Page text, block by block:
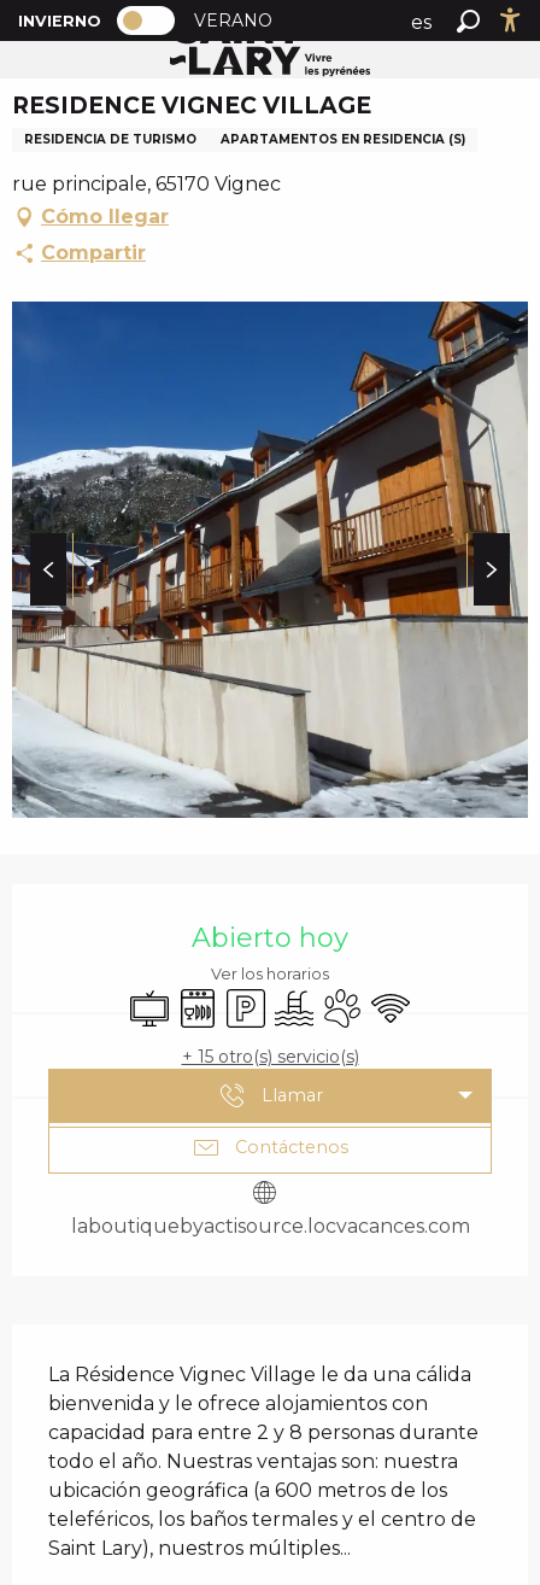
A
l
e
r
u
c
o
t
i
n
c
i
p
a
l
PAGE D’ACCUEIL ACTUELLE HIVER : PASSER EN
INVIERNO PAGE D’ACCUEIL ACTUELLE HIVER :
VERANO
es
Buscar
Inicio RESIDENCE VIGNEC VILLAGE
RESIDENCE VIGNEC VILLAGE
RESIDENCIA DE TURISMO APARTAMENTOS EN RESIDENCIA (S)
rue principale, 65170 Vignec
Cómo llegar
Compartir
Abierto hoy
Ver los horarios
TelevisiónLavavajillasAparcamiento
PiscinaSe aceptan animales
Wifi
+ 15 otro(s) servicio(s)
Llamar
Contáctenos
laboutiquebyactisource.locvacances.com
La Résidence Vignec Village le da una cálida
bienvenida y le ofrece alojamientos con
capacidad para entre 2 y 8 personas durante
todo el año. Nuestras ventajas son: nuestra
ubicación geográfica (a 600 metros de los
teleféricos, los baños termales y el centro de
Saint Lary), nuestros múltiples...